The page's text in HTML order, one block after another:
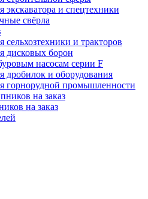
и спецтехники
свёрла
и тракторов
дисковых борон
насосам серии F
и оборудования
горнорудной промышленности
на заказ
на заказ